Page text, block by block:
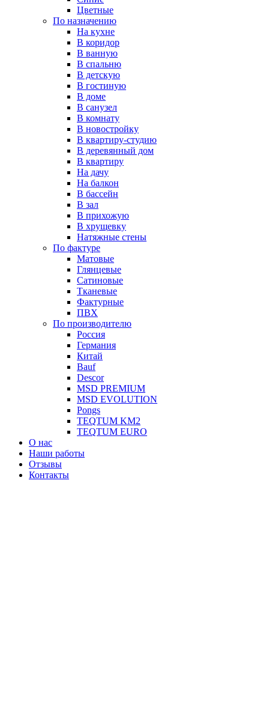
Цветные
По назначению
На кухне
В коридор
В ванную
В спальню
В детскую
В гостиную
В доме
В санузел
В комнату
В новостройку
В квартиру-студию
В деревянный дом
В квартиру
На дачу
На балкон
В бассейн
В зал
В прихожую
В хрущевку
Натяжные стены
По фактуре
Матовые
Глянцевые
Сатиновые
Тканевые
Фактурные
ПВХ
По производителю
Россия
Германия
Китай
Вauf
Descor
MSD PREMIUM
MSD EVOLUTION
Pongs
TEQTUM KM2
TEQTUM EURO
О нас
Наши работы
Отзывы
Контакты